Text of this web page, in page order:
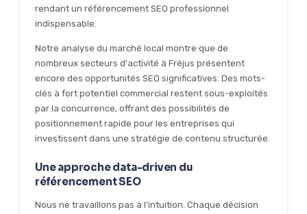
rendant un référencement SEO professionnel
indispensable.
Notre analyse du marché local montre que de
nombreux secteurs d'activité à Fréjus présentent
encore des opportunités SEO significatives. Des mots-
clés à fort potentiel commercial restent sous-exploités
par la concurrence, offrant des possibilités de
positionnement rapide pour les entreprises qui
investissent dans une stratégie de contenu structurée.
Une approche data-driven du
référencement SEO
Nous ne travaillons pas à l'intuition. Chaque décision